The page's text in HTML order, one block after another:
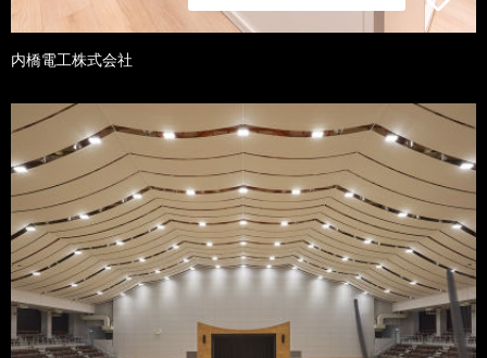
内橋電工株式会社